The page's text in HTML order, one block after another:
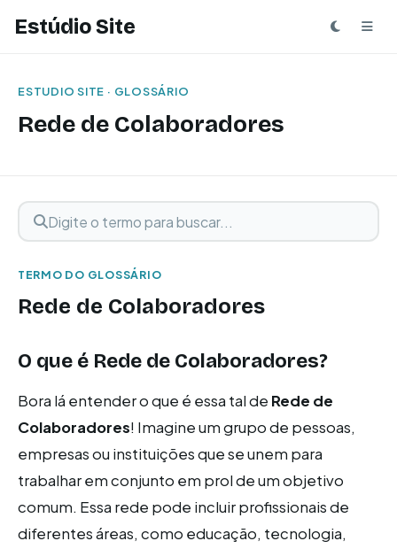
Estúdio Site
ESTUDIO SITE · GLOSSÁRIO
Rede de Colaboradores
Buscar termo
Digite o termo para buscar
TERMO DO GLOSSÁRIO
Rede de Colaboradores
O que é Rede de Colaboradores?
Bora lá entender o que é essa tal de Rede de
Colaboradores! Imagine um grupo de pessoas,
empresas ou instituições que se unem para
trabalhar em conjunto em prol de um objetivo
comum. Essa rede pode incluir profissionais de
diferentes áreas, como educação, tecnologia,